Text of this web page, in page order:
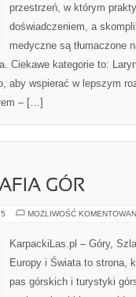
przestrzeń, w którym
doświadczeniem, a
medyczne są tłumaczone
Ciekawe kategorie to:
aby wspierać w lepszym
– […]
GÓR
MOŻLIWOŚĆ
KarpackiLas.pl – Góry,
Europy i Świata to strona,
pas górskich i turystyki